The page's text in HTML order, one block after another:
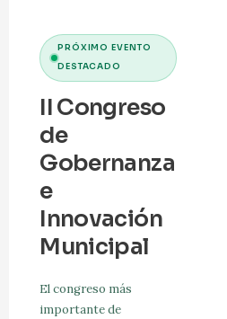
PRÓXIMO EVENTO
DESTACADO
II Congreso
de
Gobernanza
e
Innovación
Municipal
El congreso más
importante de